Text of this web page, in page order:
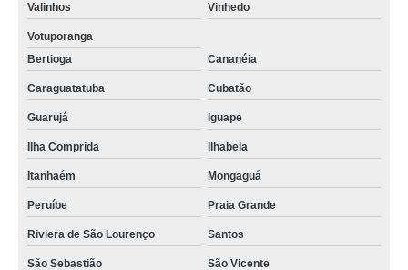
Valinhos Vinhedo
Votuporanga
Bertioga
Cananéia
Caraguatatuba Cubatão
Guarujá Iguape
Ilha Comprida Ilhabela
Itanhaém Mongaguá
Peruíbe Praia Grande
Riviera de São Lourenço Santos
São Sebastião São Vicente